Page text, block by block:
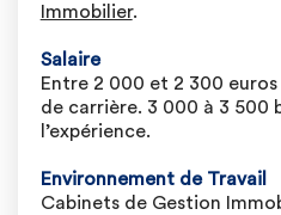
Immobilier.
Salaire
Entre 2 000 et 2 300
de carrière. 3 000 à 3 500
l’expérience.
Environnement de Travail
Cabinets de Gestion